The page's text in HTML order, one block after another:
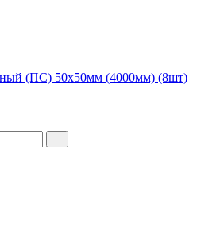
(ПС) 50x50мм (4000мм) (8шт)